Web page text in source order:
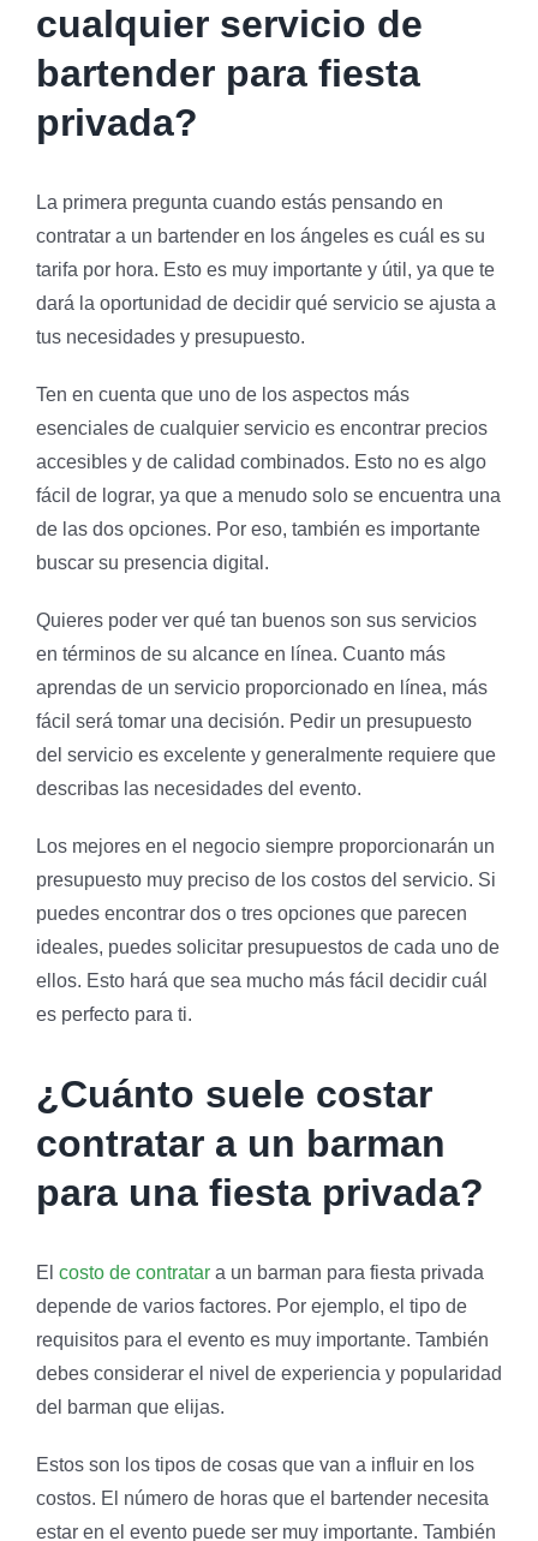
cualquier servicio de
bartender para fiesta
privada?
La primera pregunta cuando estás pensando en
contratar a un bartender en los ángeles es cuál es su
tarifa por hora. Esto es muy importante y útil, ya que te
dará la oportunidad de decidir qué servicio se ajusta a
tus necesidades y presupuesto.
Ten en cuenta que uno de los aspectos más
esenciales de cualquier servicio es encontrar precios
accesibles y de calidad combinados. Esto no es algo
fácil de lograr, ya que a menudo solo se encuentra una
de las dos opciones. Por eso, también es importante
buscar su presencia digital.
Quieres poder ver qué tan buenos son sus servicios
en términos de su alcance en línea. Cuanto más
aprendas de un servicio proporcionado en línea, más
fácil será tomar una decisión. Pedir un presupuesto
del servicio es excelente y generalmente requiere que
describas las necesidades del evento.
Los mejores en el negocio siempre proporcionarán un
presupuesto muy preciso de los costos del servicio. Si
puedes encontrar dos o tres opciones que parecen
ideales, puedes solicitar presupuestos de cada uno de
ellos. Esto hará que sea mucho más fácil decidir cuál
es perfecto para ti.
¿Cuánto suele costar
contratar a un barman
para una fiesta privada?
El costo de contratara un barman para fiesta privada
depende de varios factores. Por ejemplo, el tipo de
requisitos para el evento es muy importante. También
debes considerar el nivel de experiencia y popularidad
del barman que elijas.
Estos son los tipos de cosas que van a influir en los
costos. El número de horas que el bartender necesita
estar en el evento puede ser muy importante. También